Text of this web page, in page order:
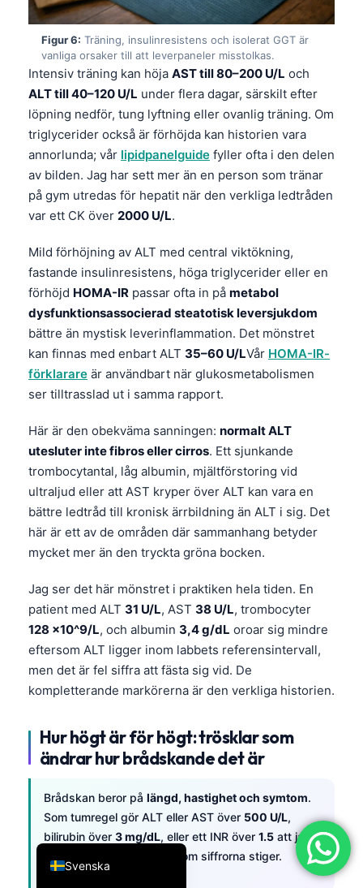
Figur 6: Träning, insulinresistens och isolerat GGT är
vanliga orsaker till att leverpaneler misstolkas.
Intensiv träning kan höja AST till 80–200 U/L och
ALT till 40–120 U/L under flera dagar, särskilt efter
löpning nedför, tung lyftning eller ovanlig träning. Om
triglycerider också är förhöjda kan historien vara
annorlunda; vår lipidpanelguide fyller ofta i den delen
av bilden. Jag har sett mer än en person som tränar
på gym utredas för hepatit när den verkliga ledtråden
var ett CK över 2000 U/L.
Mild förhöjning av ALT med central viktökning,
fastande insulinresistens, höga triglycerider eller en
förhöjd HOMA-IR passar ofta in på metabol
dysfunktionsassocierad steatotisk leversjukdom
bättre än mystisk leverinflammation. Det mönstret
kan finnas med enbart ALT 35–60 U/LVår HOMA-IR-
förklarare är användbart när glukosmetabolismen
ser tilltrasslad ut i samma rapport.
Här är den obekväma sanningen: normalt ALT
utesluter inte fibros eller cirros. Ett sjunkande
trombocytantal, låg albumin, mjältförstoring vid
ultraljud eller att AST kryper över ALT kan vara en
bättre ledtråd till kronisk ärrbildning än ALT i sig. Det
här är ett av de områden där sammanhang betyder
mycket mer än den tryckta gröna bocken.
Jag ser det här mönstret i praktiken hela tiden. En
patient med ALT 31 U/L, AST 38 U/L, trombocyter
128 ×10^9/L, och albumin 3,4 g/dL oroar sig mindre
eftersom ALT ligger inom labbets referensintervall,
men det är fel siffra att fästa sig vid. De
kompletterande markörerna är den verkliga historien.
Hur högt är för högt: trösklar som
ändrar hur brådskande det är
Brådskan beror på längd, hastighet och symtom.
Som tumregel gör ALT eller AST över 500 U/L,
bilirubin över 3 mg/dL, eller ett INR över 1.5 att jag
agerar snabbare, särskilt om siffrorna stiger.
Svenska
English
Deutsch
Français
עִבְרִית
Español
Português
Ελληνικά
Türkçe
فارسی
Български
Dansk
Nederlands
Bahasa Indonesia
Հայերեն
Íslenska
Српски језик
Bosanski
Azərbaycan dili
Eesti
日本語
Čeština
ქართული
Русский
Lietuvių kalba
Polski
한국어
Slovenščina